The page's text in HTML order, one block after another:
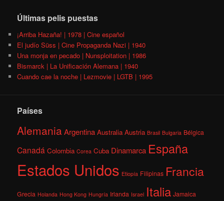
Últimas pelis puestas
¡Arriba Hazaña! | 1978 | Cine español
El judío Süss | Cine Propaganda Nazi | 1940
Una monja en pecado | Nunsploitation | 1986
Bismarck | La Unificación Alemana | 1940
Cuando cae la noche | Lezmovie | LGTB | 1995
Países
AlemaniaArgentina Australia Austria Brasil Bulgaria Bélgica
Canadá Colombia Corea Cuba Dinamarca España
Estados Unidos Etiopía Filipinas Francia
Grecia Holanda Hong Kong Hungría Irlanda Israel Italia Jamaica